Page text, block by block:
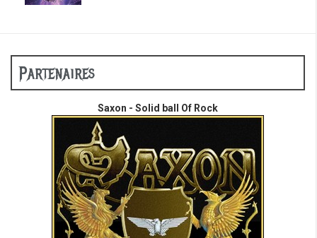
Partenaires
Saxon - Solid ball Of Rock